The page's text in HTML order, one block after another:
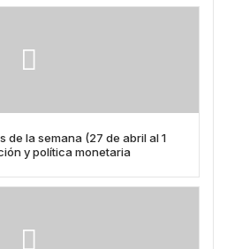
de la semana (27 de abril al 1
y política monetaria